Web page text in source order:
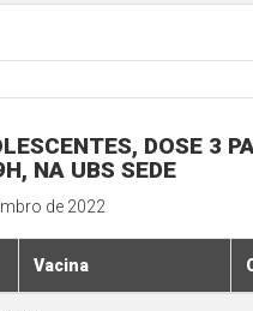
DOSE 3
NA UBS SEDE
de 2022
Vacina